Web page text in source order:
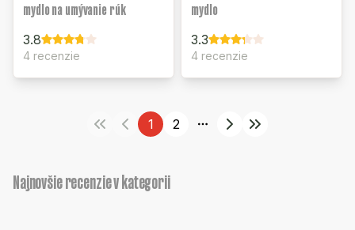
mydlo na umývanie rúk
3.8
4 recenzie
mydlo
3.3
4 recenzie
1 2
More pages
Najnovšie recenzie v kategorii